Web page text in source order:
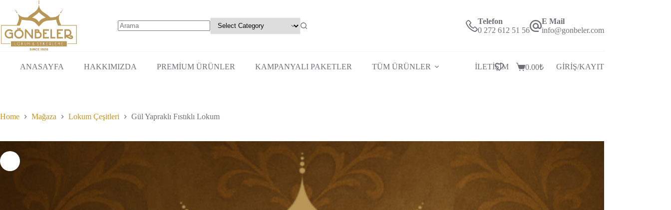
content
varyasyonu
var.
seçilebilir
Telefon
0 272 612 51 56
E Mail
info@gonbeler.com
ANASAYFA HAKKIMIZDA PREMİUM ÜRÜNLER KAMPANYALI PAKETLER TÜM ÜRÜNLER İLETİŞİM
Alışveriş
0.00₺ GİRİŞ/KAYIT
Home Mağaza Lokum Çeşitleri Gül Yapraklı Fıstıklı Lokum